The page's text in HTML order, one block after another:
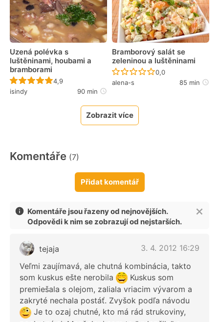
Uzená polévka s
luštěninami, houbami a
bramborami
Recept ještě nebyl hodnocen
4,9
isindy
90 min
Bramborový salát se
zeleninou a luštěninami
Recept ještě nebyl
0,0
alena-s
85 min
Zobrazit více
Komentáře (7)
Přidat komentář
Komentáře jsou řazeny od nejnovějších.
Odpovědi k nim se zobrazují od nejstarších.
tejaja
3. 4. 2012 16:29
Veľmi zaujímavá, ale chutná kombinácia, takto
som kuskus ešte nerobila
Kuskus som
premiešala s olejom, zaliala vriacim vývarom a
zakryté nechala postáť. Zvyšok podľa návodu
Je to ozaj chutné, kto má rád strukoviny,